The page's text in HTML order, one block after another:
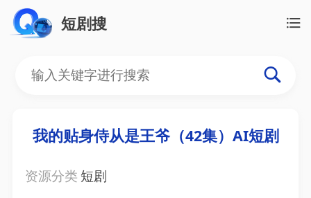
短剧搜
我的贴身侍从是王爷（42集）AI短剧
资源分类 短剧